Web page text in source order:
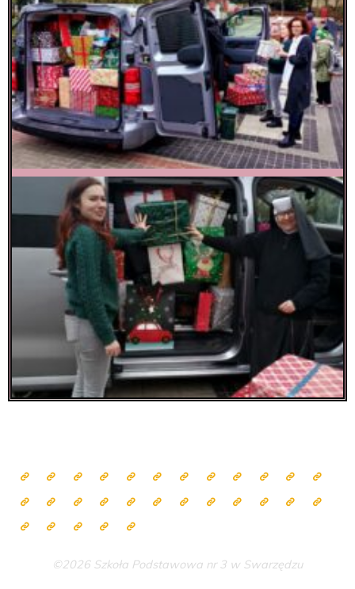
©2026 Szkoła Podstawowa nr 3 w Swarzędzu